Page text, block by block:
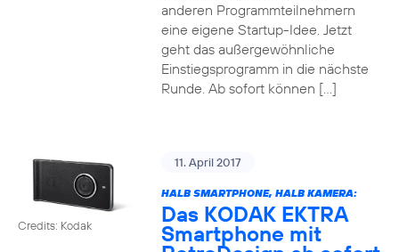
anderen Programmteilnehmern
eine eigene Startup-Idee. Jetzt
geht das außergewöhnliche
Einstiegsprogramm in die nächste
Runde. Ab sofort können […]
Credits: Kodak
11. April 2017
HALB SMARTPHONE, HALB KAMERA:
Das KODAK EKTRA
Smartphone mit